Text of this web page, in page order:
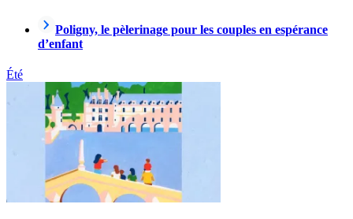
Poligny, le pèlerinage pour les couples en espérance
d’enfant
Été